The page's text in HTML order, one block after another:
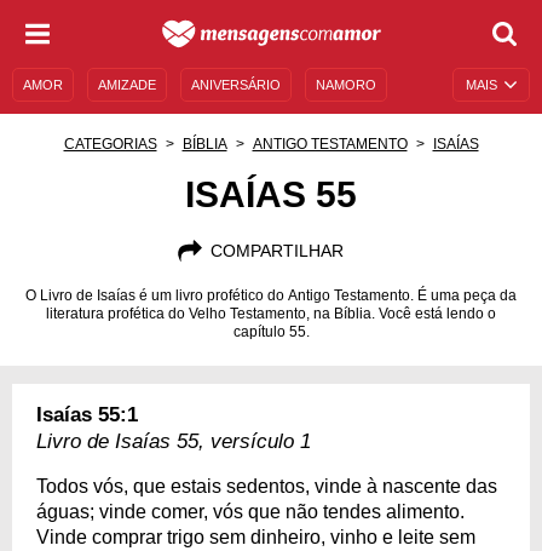
MAIS
AMOR AMIZADE ANIVERSÁRIO NAMORO
AUTOAJUDA
CATEGORIAS BÍBLIA ANTIGO TESTAMENTO ISAÍAS
ISAÍAS 55
COMPARTILHAR
O Livro de Isaías é um livro profético do Antigo Testamento. É uma peça da
literatura profética do Velho Testamento, na Bíblia. Você está lendo o
capítulo 55.
Isaías 55:1
Livro de Isaías 55, versículo 1
Todos vós, que estais sedentos, vinde à nascente das
águas; vinde comer, vós que não tendes alimento.
Vinde comprar trigo sem dinheiro, vinho e leite sem